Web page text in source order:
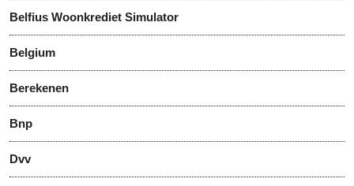
Belfius Woonkrediet Simulator
Belgium
Berekenen
Bnp
Dvv